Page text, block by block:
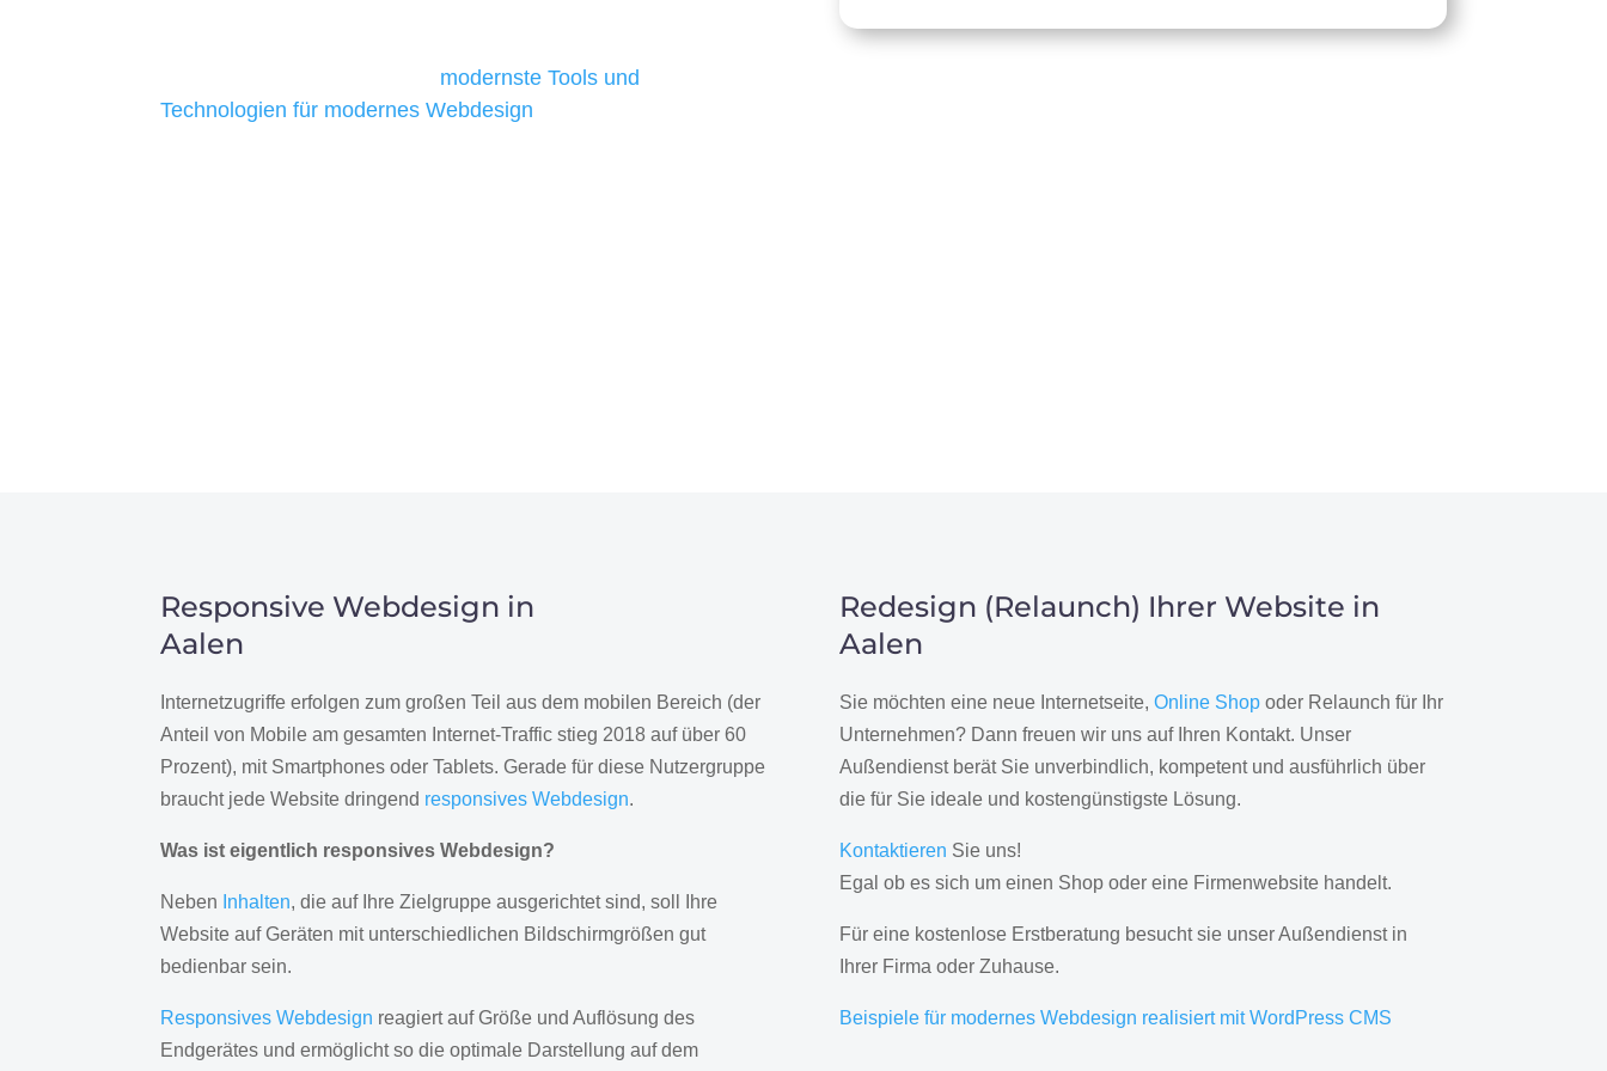
modernste Tools und
Technologien für modernes Webdesign
Responsive Webdesign in
Aalen
Internetzugriffe erfolgen zum großen Teil aus dem mobilen Bereich (der
Anteil von Mobile am gesamten Internet-Traffic stieg 2018 auf über 60
Prozent), mit Smartphones oder Tablets. Gerade für diese Nutzergruppe
braucht jede Website dringend responsives Webdesign.
Was ist eigentlich responsives Webdesign?
Neben Inhalten, die auf Ihre Zielgruppe ausgerichtet sind, soll Ihre
Website auf Geräten mit unterschiedlichen Bildschirmgrößen gut
bedienbar sein.
Responsives Webdesign reagiert auf Größe und Auflösung des
Endgerätes und ermöglicht so die optimale Darstellung auf dem
Redesign (Relaunch) Ihrer Website in
Aalen
Sie möchten eine neue Internetseite, Online Shopoder Relaunch für Ihr
Unternehmen? Dann freuen wir uns auf Ihren Kontakt. Unser
Außendienst berät Sie unverbindlich, kompetent und ausführlich über
die für Sie ideale und kostengünstigste Lösung.
Kontaktieren Sie uns!
Egal ob es sich um einen Shop oder eine Firmenwebsite handelt.
Für eine kostenlose Erstberatung besucht sie unser Außendienst in
Ihrer Firma oder Zuhause.
Beispiele für modernes Webdesign realisiert mit WordPress CMS